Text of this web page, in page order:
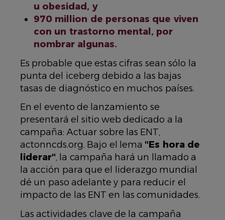
u obesidad, y
970 million de personas que viven
con un trastorno mental, por
nombrar algunas.
Es probable que estas cifras sean sólo la
punta del iceberg debido a las bajas
tasas de diagnóstico en muchos países.
En el evento de lanzamiento se
presentará el sitio web dedicado a la
campaña: Actuar sobre las ENT,
actonncds.org. Bajo el lema "Es hora de
liderar", la campaña hará un llamado a
la acción para que el liderazgo mundial
dé un paso adelante y para reducir el
impacto de las ENT en las comunidades.
Las actividades clave de la campaña